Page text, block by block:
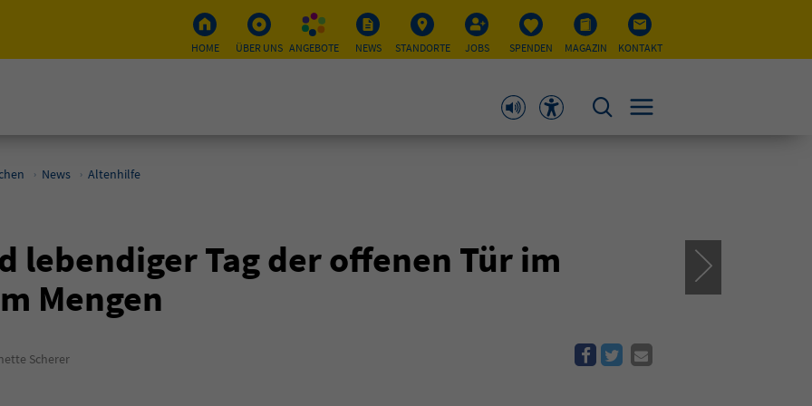
HOME ÜBER UNS ANGEBOTE NEWS STANDORTE JOBS SPENDEN MAGAZIN KONTAKT
News Altenhilfe
lebendiger Tag der offenen Tür im
Mengen
Scherer